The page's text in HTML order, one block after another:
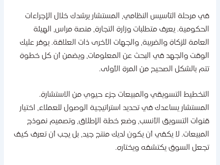
مرحلة التأسيس النظامي، المستشار يرشدك خلال الإجراءات
يعرف متطلبات وزارة التجارة، منصة مراس، الهيئة
للزكاة والضريبة، والجهات الأخرى ذات العلاقة. يوفر عليك
والجهد في البحث عن المعلومات، ويضمن أن كل خطوة
بالشكل الصحيح من المرة الأولى.
التسويقي والمبيعات جزء حيوي من الاستشارة.
يساعدك في تحديد استراتيجية الوصول للعملاء، اختيار
التسويق الأنسب، وضع خطة الإطلاق، وتصميم نموذج
لا يكفي أن يكون لديك منتج جيد، بل يجب أن تعرف كيف
السوق يكتشفه ويختاره.